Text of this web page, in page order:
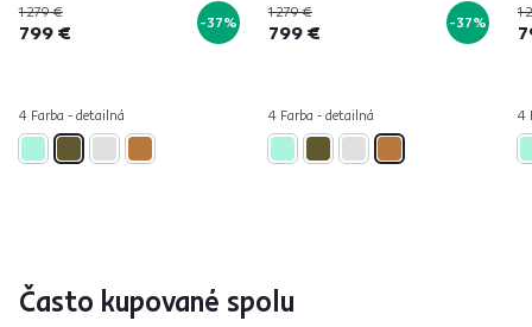
1 279 €
799 € -37%
4 Farba - detailná
1 279 €
799 € -37%
4 Farba - detailná
1
4
Často kupované spolu